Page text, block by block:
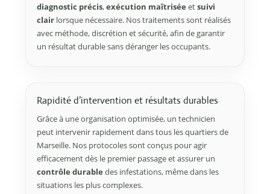
diagnostic précis,exécution maîtrisée etsuivi
clair lorsque nécessaire. Nos traitements sont réalisés
avec méthode, discrétion et sécurité, afin de garantir
un résultat durable sans déranger les occupants.
Rapidité d’intervention et résultats durables
Grâce à une organisation optimisée, un technicien
peut intervenir rapidement dans tous les quartiers de
Marseille. Nos protocoles sont conçus pour agir
efficacement dès le premier passage et assurer un
contrôle durable des infestations, même dans les
situations les plus complexes.